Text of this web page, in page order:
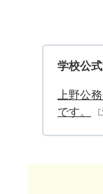
学校公
上野公
です。